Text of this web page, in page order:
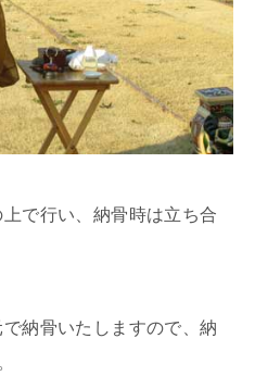
で行い、納骨時は立ち合
納骨いたしますので、納